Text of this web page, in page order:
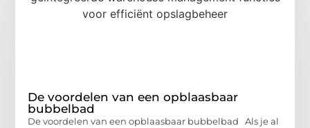
De voordelen van een opblaasbaar
bubbelbad
De voordelen van een opblaasbaar bubbelbad Als je al